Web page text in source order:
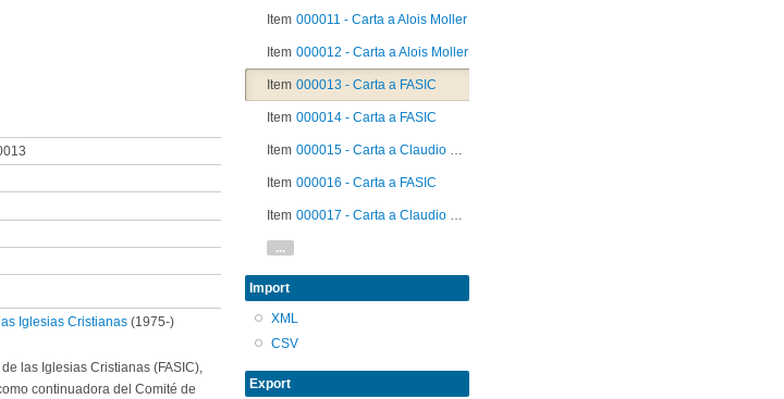
Iglesias Cristianas (1975-)
las Iglesias Cristianas (FASIC),
continuadora del Comité de
Item 000011 - Carta a Alois Moller
Item 000012 - Carta a Alois Moller
Item 000013 - Carta a FASIC
Item 000014 - Carta a FASIC
Item 000015 - Carta a Claudio González
Item 000016 - Carta a FASIC
Item 000017 - Carta a Claudio Gonzalez y respuesta de Alois Moller
...
Import
XML
CSV
Export